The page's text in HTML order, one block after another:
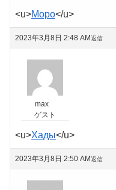
<u>Моро</u>
2023年3月8日 2:48 AM返信
max
ゲスト
<u>Хады</u>
2023年3月8日 2:50 AM返信